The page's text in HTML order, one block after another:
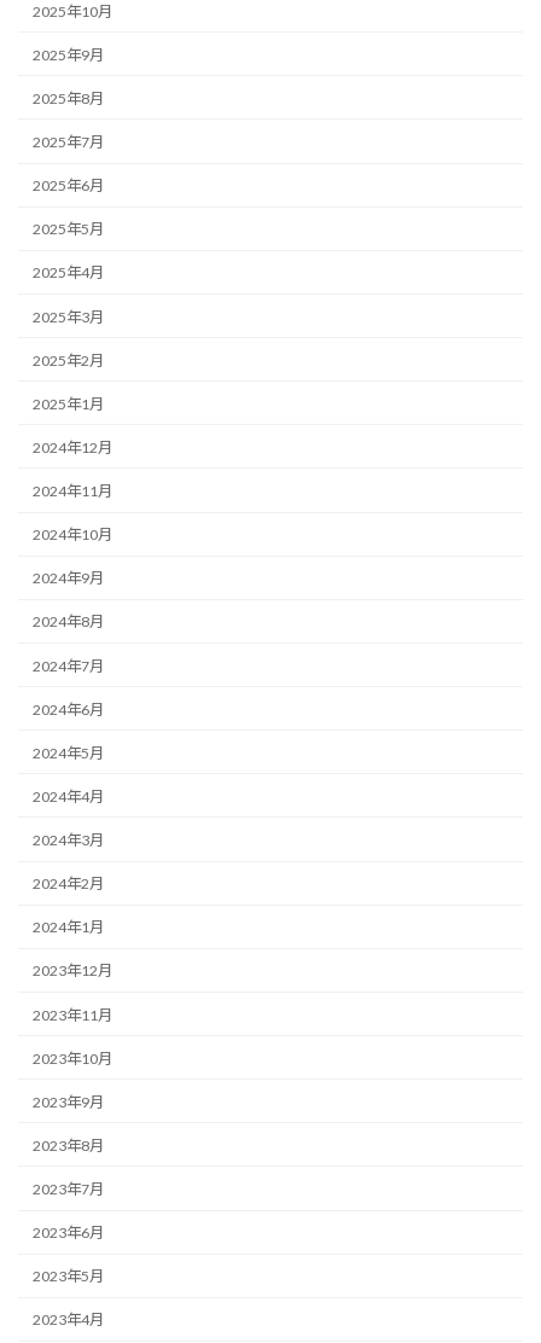
2025年10月
2025年9月
2025年8月
2025年7月
2025年6月
2025年5月
2025年4月
2025年3月
2025年2月
2025年1月
2024年12月
2024年11月
2024年10月
2024年9月
2024年8月
2024年7月
2024年6月
2024年5月
2024年4月
2024年3月
2024年2月
2024年1月
2023年12月
2023年11月
2023年10月
2023年9月
2023年8月
2023年7月
2023年6月
2023年5月
2023年4月